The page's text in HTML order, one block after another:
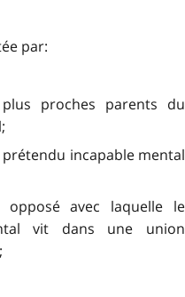
par:
proches parents du
incapable mental
avec laquelle le
vit dans une union